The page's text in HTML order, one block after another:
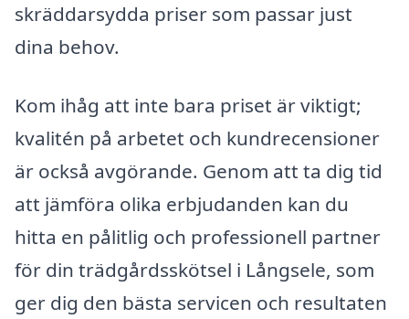
skräddarsydda priser som passar just
dina behov.
Kom ihåg att inte bara priset är viktigt;
kvalitén på arbetet och kundrecensioner
är också avgörande. Genom att ta dig tid
att jämföra olika erbjudanden kan du
hitta en pålitlig och professionell partner
för din trädgårdsskötsel i Långsele, som
ger dig den bästa servicen och resultaten